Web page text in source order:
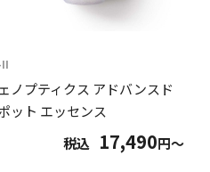
ノプティクス アドバンスド
ット エッセンス
税込
17,490円～